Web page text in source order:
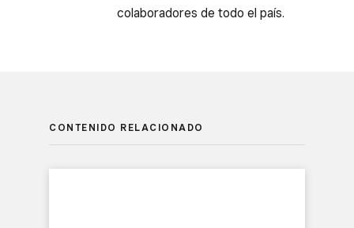
colaboradores de todo el país.
CONTENIDO RELACIONADO